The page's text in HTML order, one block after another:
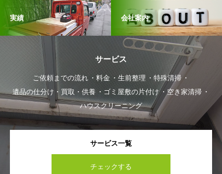
実績 会社案内
サービス
ご依頼までの流れ 料金 生前整理
特殊清掃
遺品の仕分け・買取・供養
ゴミ屋敷の片付け
空き家清掃
ハウスクリーニング
サービス一覧
チェックする